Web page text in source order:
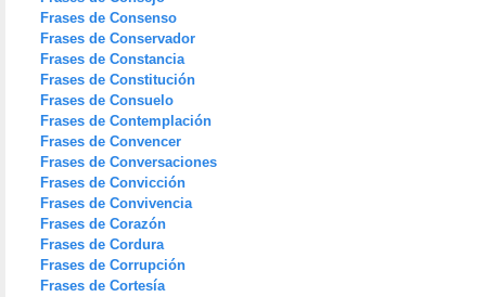
Frases de Consenso
Frases de Conservador
Frases de Constancia
Frases de Constitución
Frases de Consuelo
Frases de Contemplación
Frases de Convencer
Frases de Conversaciones
Frases de Convicción
Frases de Convivencia
Frases de Corazón
Frases de Cordura
Frases de Corrupción
Frases de Cortesía